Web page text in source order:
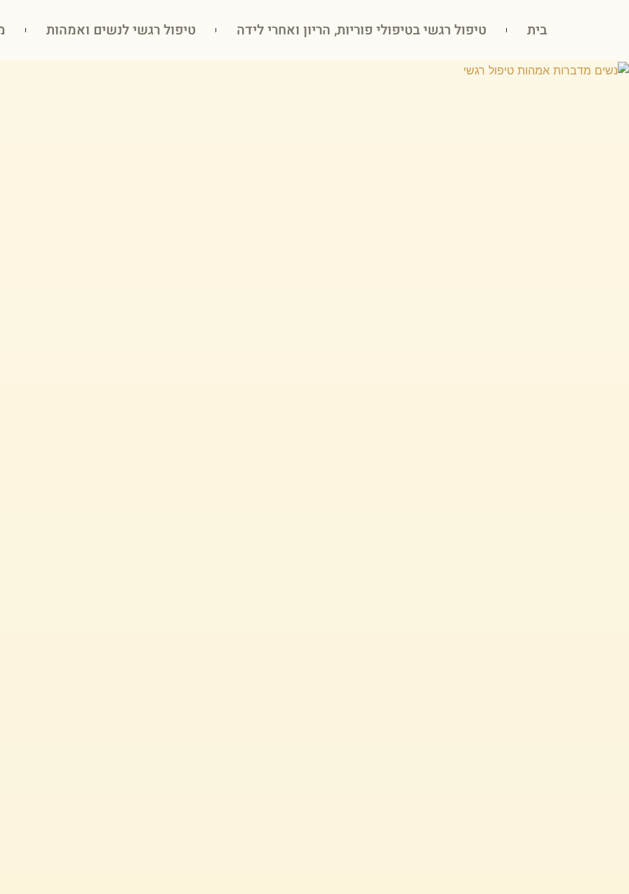
בית טיפול רגשי בטיפולי פוריות, הריון ואחרי לידה טיפול רגשי לנשים ואמהות